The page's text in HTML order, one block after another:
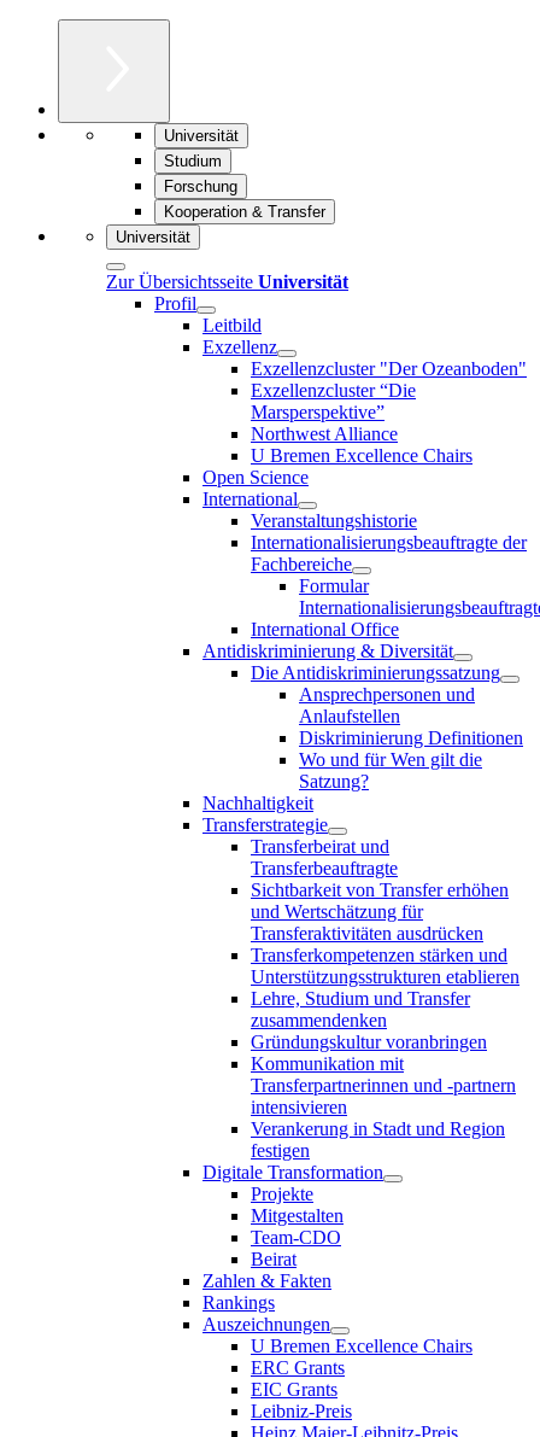
Universität
Studium
Forschung
Kooperation & Transfer
Universität
Zur Übersichtsseite Universität
Profil
Leitbild
Exzellenz
Exzellenzcluster "Der Ozeanboden"
Exzellenzcluster “Die
Marsperspektive”
Northwest Alliance
U Bremen Excellence Chairs
Open Science
International
Veranstaltungshistorie
Internationalisierungsbeauftragte der
Fachbereiche
Formular
International Office
Antidiskriminierung & Diversität
Die Antidiskriminierungssatzung
Ansprechpersonen und
Anlaufstellen
Diskriminierung Definitionen
Wo und für Wen gilt die
Satzung?
Nachhaltigkeit
Transferstrategie
Transferbeirat und
Transferbeauftragte
Sichtbarkeit von Transfer erhöhen
und Wertschätzung für
Transferaktivitäten ausdrücken
Transferkompetenzen stärken und
Unterstützungsstrukturen etablieren
Lehre, Studium und Transfer
zusammendenken
Gründungskultur voranbringen
Kommunikation mit
Transferpartnerinnen und -partnern
intensivieren
Verankerung in Stadt und Region
festigen
Digitale Transformation
Projekte
Mitgestalten
Team-CDO
Beirat
Zahlen & Fakten
Rankings
Auszeichnungen
U Bremen Excellence Chairs
ERC Grants
EIC Grants
Leibniz-Preis
Heinz Maier-Leibnitz-Preis